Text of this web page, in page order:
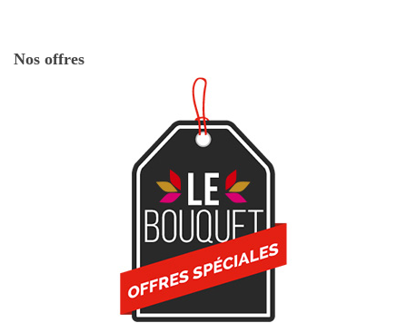
Nos offres